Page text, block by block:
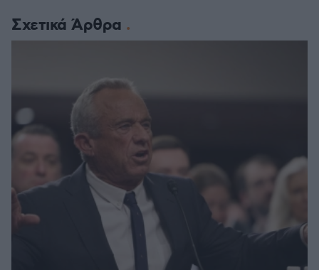
Σχετικά Άρθρα